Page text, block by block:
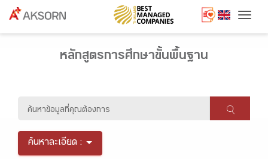
หลักสูตรการศึกษาขั้นพื้นฐาน
ค้นหาละเอียด :